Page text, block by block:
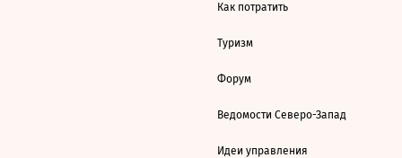
Как потратить
Туризм
Форум
Ведомости Северо-Запад
Идеи управления